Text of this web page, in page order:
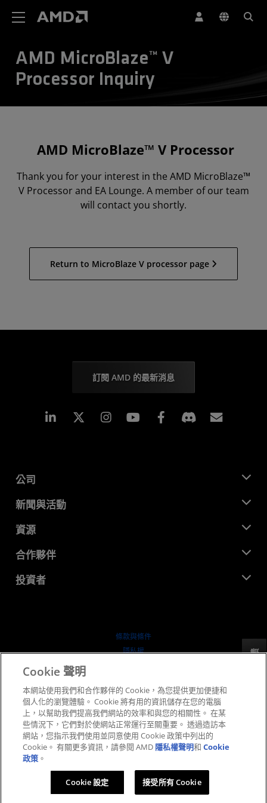
AMD MicroBlaze™ V
Processor Inquiry
AMD MicroBlaze™ V Processor
Thank you for your interest in the AMD MicroBlaze™
V Processor and EA Lounge. A member of our team
will contact you shortly.
Return to MicroBlaze V processor page
訂閱 AMD 的最新消息
Linkedin Instagram Facebook
公司
關於 AMD
企業責任
招聘
聯絡我們
新聞與活動
新聞室
媒體庫
資源
開發者中心
案例研究
合作夥伴
AMD 合作夥伴中心
投資者
條款與條件
隱私權
公平公開競爭
英國稅務策略
Cookie 政策
Cookie 設定
反馈
Cookie 聲明
本網站使用我們和合作夥伴的 Cookie，為您提供更加便捷和
個人化的瀏覽體驗。 Cookie 將有用的資訊儲存在您的電腦
上，以幫助我們提高我們網站的效率和與您的相關性。 在某
些情況下，它們對於使網站正常運行至關重要。 透過造訪本
網站，您指示我們使用並同意使用 Cookie 政策中列出的
Cookie。 有關更多資訊，請參閱 AMD 隱私權聲明和Cookie
政策 。
Cookie 設定 接受所有 Cookie